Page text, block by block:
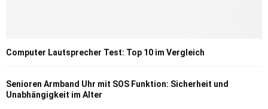
Computer Lautsprecher Test: Top 10 im Vergleich
Senioren Armband Uhr mit SOS Funktion: Sicherheit und
Unabhängigkeit im Alter